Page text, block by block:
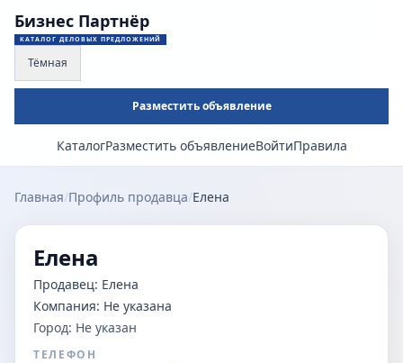
Бизнес Партнёр
КАТАЛОГ ДЕЛОВЫХ ПРЕДЛОЖЕНИЙ
Тёмная
Разместить объявление
КаталогРазместить объявлениеВойтиПравила
Главная/Профиль продавца/Елена
Елена
Продавец: Елена
Компания: Не указана
Город: Не указан
ТЕЛЕФОН